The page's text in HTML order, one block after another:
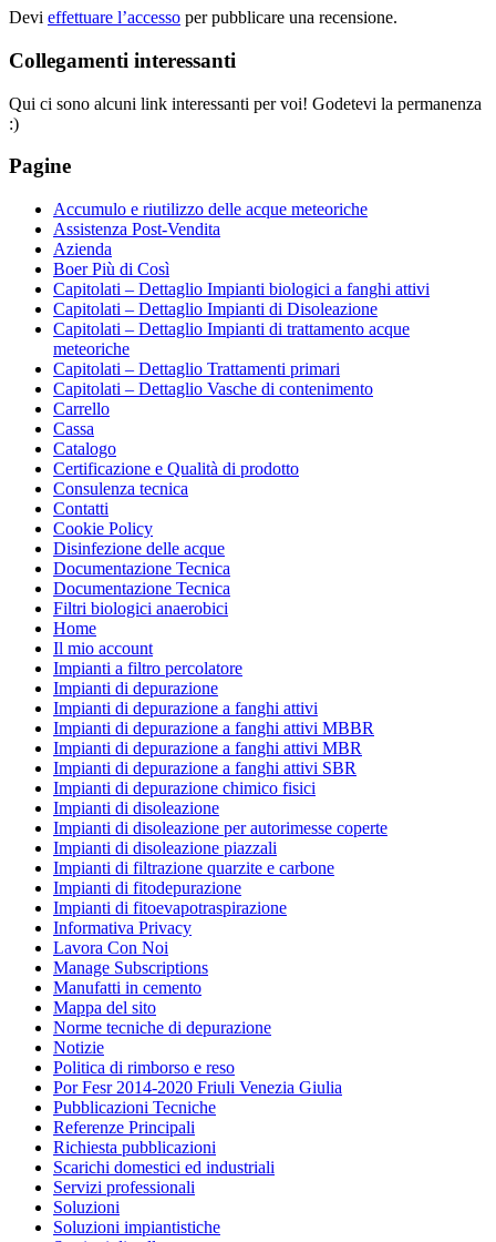
Devi effettuare l’accesso per pubblicare una recensione.
Collegamenti interessanti
Qui ci sono alcuni link interessanti per voi! Godetevi la permanenza
:)
Pagine
Accumulo e riutilizzo delle acque meteoriche
Assistenza Post-Vendita
Azienda
Boer Più di Così
Capitolati – Dettaglio Impianti biologici a fanghi attivi
Capitolati – Dettaglio Impianti di Disoleazione
Capitolati – Dettaglio Impianti di trattamento acque
meteoriche
Capitolati – Dettaglio Trattamenti primari
Capitolati – Dettaglio Vasche di contenimento
Carrello
Cassa
Catalogo
Certificazione e Qualità di prodotto
Consulenza tecnica
Contatti
Cookie Policy
Disinfezione delle acque
Documentazione Tecnica
Documentazione Tecnica
Filtri biologici anaerobici
Home
Il mio account
Impianti a filtro percolatore
Impianti di depurazione
Impianti di depurazione a fanghi attivi
Impianti di depurazione a fanghi attivi MBBR
Impianti di depurazione a fanghi attivi MBR
Impianti di depurazione a fanghi attivi SBR
Impianti di depurazione chimico fisici
Impianti di disoleazione
Impianti di disoleazione per autorimesse coperte
Impianti di disoleazione piazzali
Impianti di filtrazione quarzite e carbone
Impianti di fitodepurazione
Impianti di fitoevapotraspirazione
Informativa Privacy
Lavora Con Noi
Manage Subscriptions
Manufatti in cemento
Mappa del sito
Norme tecniche di depurazione
Notizie
Politica di rimborso e reso
Por Fesr 2014-2020 Friuli Venezia Giulia
Pubblicazioni Tecniche
Referenze Principali
Richiesta pubblicazioni
Scarichi domestici ed industriali
Servizi professionali
Soluzioni
Soluzioni impiantistiche